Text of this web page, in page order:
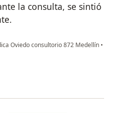
la consulta, se sintió
Oviedo consultorio 872 Medellín •